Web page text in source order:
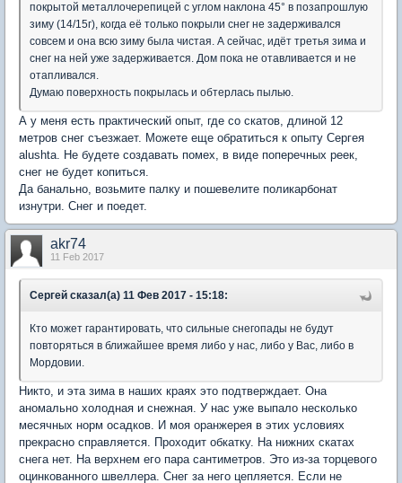
покрытой металлочерепицей с углом наклона 45° в позапрошлую
зиму (14/15г), когда её только покрыли снег не задерживался
совсем и она всю зиму была чистая. А сейчас, идёт третья зима и
снег на ней уже задерживается. Дом пока не отавливается и не
отапливался.
Думаю поверхность покрылась и обтерлась пылью.
А у меня есть практический опыт, где со скатов, длиной 12
метров снег съезжает. Можете еще обратиться к опыту Сергея
alushta. Не будете создавать помех, в виде поперечных реек,
снег не будет копиться.
Да банально, возьмите палку и пошевелите поликарбонат
изнутри. Снег и поедет.
akr74
11 Feb 2017
Сергей сказал(а) 11 Фев 2017 - 15:18:
Кто может гарантировать, что сильные снегопады не будут
повторяться в ближайшее время либо у нас, либо у Вас, либо в
Мордовии.
Никто, и эта зима в наших краях это подтверждает. Она
аномально холодная и снежная. У нас уже выпало несколько
месячных норм осадков. И моя оранжерея в этих условиях
прекрасно справляется. Проходит обкатку. На нижних скатах
снега нет. На верхнем его пара сантиметров. Это из-за торцевого
оцинкованного швеллера. Снег за него цепляется. Если не